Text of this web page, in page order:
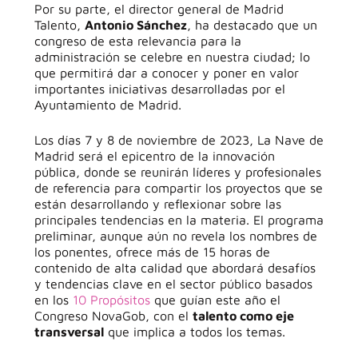
Por su parte, el director general de Madrid
Talento, Antonio Sánchez, ha destacado que un
congreso de esta relevancia para la
administración se celebre en nuestra ciudad; lo
que permitirá dar a conocer y poner en valor
importantes iniciativas desarrolladas por el
Ayuntamiento de Madrid.
Los días 7 y 8 de noviembre de 2023, La Nave de
Madrid será el epicentro de la innovación
pública, donde se reunirán líderes y profesionales
de referencia para compartir los proyectos que se
están desarrollando y reflexionar sobre las
principales tendencias en la materia. El programa
preliminar, aunque aún no revela los nombres de
los ponentes, ofrece más de 15 horas de
contenido de alta calidad que abordará desafíos
y tendencias clave en el sector público basados
en los 10 Propósitosque guían este año el
Congreso NovaGob, con el talento como eje
transversalque implica a todos los temas.